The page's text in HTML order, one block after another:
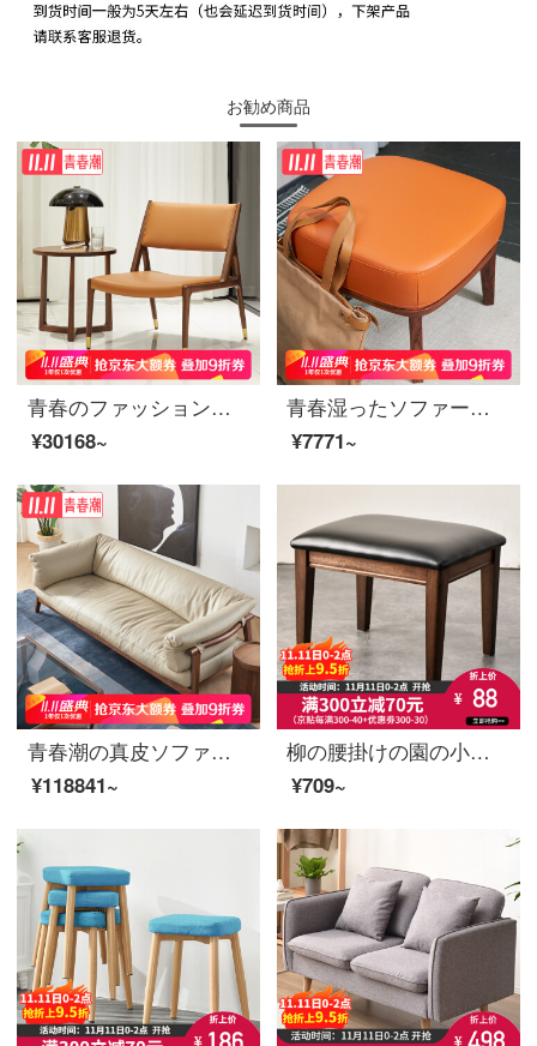
お勧め商品
青春のファッションのイタリアのデザイナーのシングルソファーの本革のレジャーチェア北米の黒胡桃の木の別荘のソファーの椅子のオレンジの単品
¥30168~
青春湿ったソファーの椅子は腰掛けの本革の北欧の小さい腰掛けに足を踏み入れます/四角の腰掛けの実用的な木のソファーの腰掛け/低い腰掛け/足を置く腰掛け/靴の腰掛けを交換しますA 16足(烏金の木)
¥7771~
青春潮の真皮ソファー北欧の実木ソファヘッドの牛皮のコート黒胡桃の木の大きな部屋型リビングルームのシンプルなソファーの四人席（265*85*73）
¥118841~
柳の腰掛けの園の小さい腰掛けの実の木の腰掛けの家庭用は靴の腰掛けを交換して簡単にレジャーのソファーの腰掛けの丸い腰掛けの小さな低い腰掛けのPU面を約束します。
¥709~